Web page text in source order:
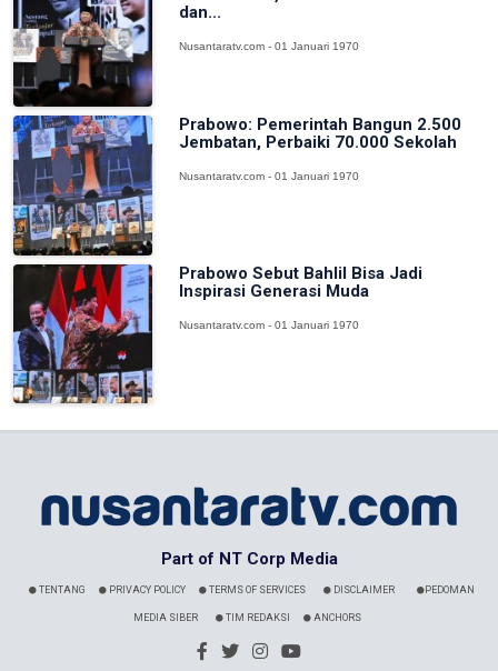
dan...
Nusantaratv.com - 01 Januari 1970
Prabowo: Pemerintah Bangun 2.500
Jembatan, Perbaiki 70.000 Sekolah
Nusantaratv.com - 01 Januari 1970
Prabowo Sebut Bahlil Bisa Jadi
Inspirasi Generasi Muda
Nusantaratv.com - 01 Januari 1970
Part of NT Corp Media
TENTANG PRIVACY POLICY TERMS OF SERVICES DISCLAIMER PEDOMAN
MEDIA SIBER TIM REDAKSI ANCHORS